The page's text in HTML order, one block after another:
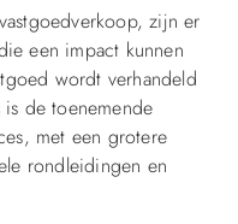
zijn er
een impact kunnen
wordt verhandeld
de toenemende
met een grotere
rondleidingen en